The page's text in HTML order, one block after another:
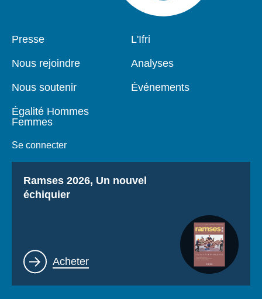
Pied
Presse
Nous rejoindre
Nous soutenir
Égalité Hommes
Femmes
Se connecter
Navigation
L'Ifri
Analyses
Événements
Titre
Ramses 2026, Un nouvel
échiquier
Lien
Acheter